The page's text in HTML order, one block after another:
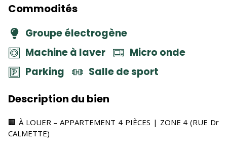
Commodités
Groupe électrogène
Machine à laver
Micro onde
Parking
Salle de sport
Description du bien
🏢 À LOUER – APPARTEMENT 4 PIÈCES | ZONE 4 (RUE Dr
CALMETTE)